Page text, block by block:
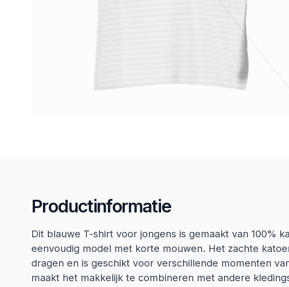
Productinformatie
Dit blauwe T-shirt voor jongens is gemaakt van 100%
eenvoudig model met korte mouwen. Het zachte
dragen en is geschikt voor verschillende momenten
maakt het makkelijk te combineren met andere